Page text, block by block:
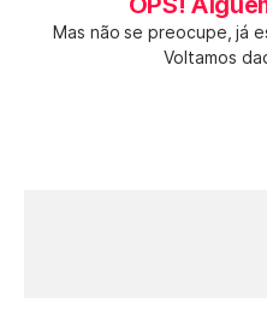
Mas não se preocupe, já
Voltamos